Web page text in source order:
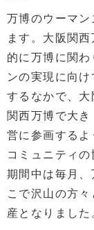
万博のウーマ
ます。大阪関
的に万博に関
ンの実現に向
するなかで、
関西万博で大
営に参画する
コミュニティ
期間中は毎月
こで沢山の方
産となりました